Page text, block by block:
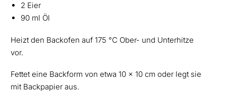
2 Eier
90 ml Öl
Heizt den Backofen auf 175 °C Ober- und Unterhitze
vor.
Fettet eine Backform von etwa 10 x 10 cm oder legt sie
mit Backpapier aus.